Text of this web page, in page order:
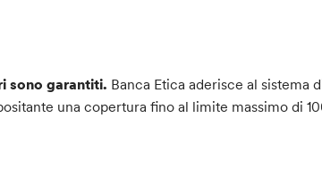
sono garantiti. Banca Etica aderisce al sistema
una copertura fino al limite massimo